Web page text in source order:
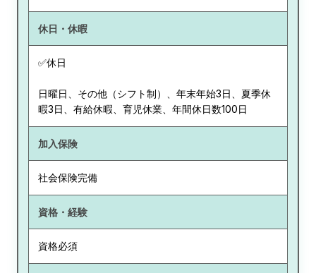
休日・休暇
✅休日
日曜日、その他（シフト制）、年末年始3日、夏季休
暇3日、有給休暇、育児休業、年間休日数100日
加入保険
社会保険完備
資格・経験
資格必須